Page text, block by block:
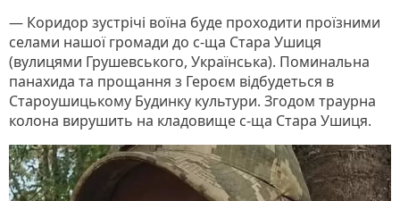
— Коридор зустрічі воїна буде проходити проїзними
селами нашої громади до с-ща Стара Ушиця
(вулицями Грушевського, Українська). Поминальна
панахида та прощання з Героєм відбудеться в
Староушицькому Будинку культури. Згодом траурна
колона вирушить на кладовище с-ща Стара Ушиця.